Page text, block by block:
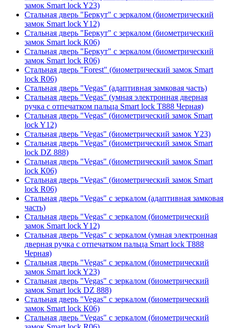
замок Smart lock Y23)
Стальная дверь "Беркут" с зеркалом (биометрический
замок Smart lock Y12)
Стальная дверь "Беркут" с зеркалом (биометрический
замок Smart lock К06)
Стальная дверь "Беркут" с зеркалом (биометрический
замок Smart lock R06)
Стальная дверь "Forest" (биометрический замок Smart
lock R06)
Стальная дверь "Vegas" (адаптивная замковая часть)
Стальная дверь "Vegas" (умная электронная дверная
ручка с отпечатком пальца Smart lock T888 Черная)
Стальная дверь "Vegas" (биометрический замок Smart
lock Y12)
Стальная дверь "Vegas" (биометрический замок Y23)
Стальная дверь "Vegas" (биометрический замок Smart
lock DZ 888)
Стальная дверь "Vegas" (биометрический замок Smart
lock К06)
Стальная дверь "Vegas" (биометрический замок Smart
lock R06)
Стальная дверь "Vegas" с зеркалом (адаптивная замковая
часть)
Стальная дверь "Vegas" с зеркалом (биометрический
замок Smart lock Y12)
Стальная дверь "Vegas" с зеркалом (умная электронная
дверная ручка с отпечатком пальца Smart lock T888
Черная)
Стальная дверь "Vegas" с зеркалом (биометрический
замок Smart lock Y23)
Стальная дверь "Vegas" с зеркалом (биометрический
замок Smart lock DZ 888)
Стальная дверь "Vegas" с зеркалом (биометрический
замок Smart lock К06)
Стальная дверь "Vegas" с зеркалом (биометрический